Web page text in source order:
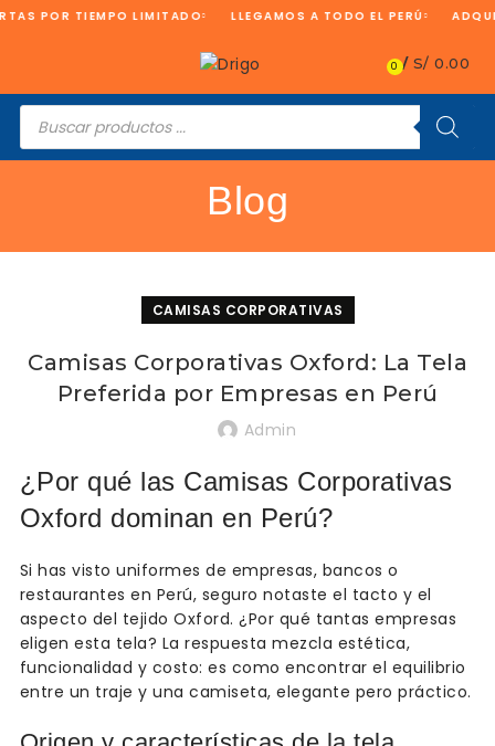
POR TIEMPO LIMITADO LLEGAMOS A TODO EL PERÚ
0 / S/ 0.00
Búsqueda
de
productos
Blog
CAMISAS CORPORATIVAS
Camisas Corporativas Oxford: La Tela
Preferida por Empresas en Perú
Admin
¿Por qué las Camisas Corporativas
Oxford dominan en Perú?
Si has visto uniformes de empresas, bancos o
restaurantes en Perú, seguro notaste el tacto y el
aspecto del tejido Oxford. ¿Por qué tantas empresas
eligen esta tela? La respuesta mezcla estética,
funcionalidad y costo: es como encontrar el equilibrio
entre un traje y una camiseta, elegante pero práctico.